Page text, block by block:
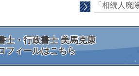
「相続人廃
士・行政書士 美馬克康
フィールはこちら